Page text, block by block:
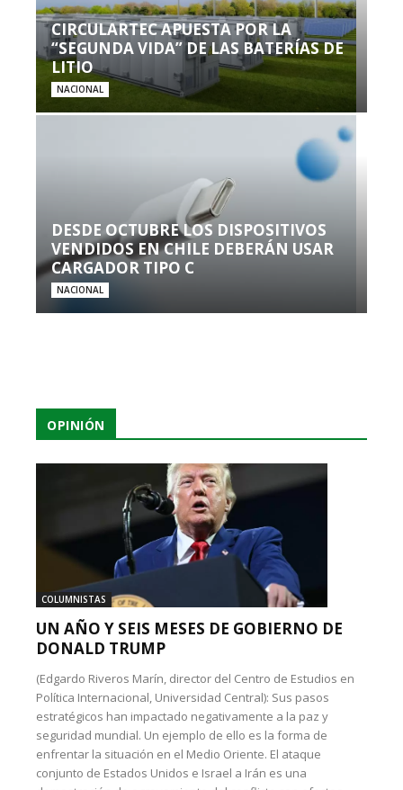
CIRCULARTEC APUESTA POR LA
“SEGUNDA VIDA” DE LAS BATERÍAS DE
LITIO
NACIONAL
DESDE OCTUBRE LOS DISPOSITIVOS
VENDIDOS EN CHILE DEBERÁN USAR
CARGADOR TIPO C
NACIONAL
OPINIÓN
COLUMNISTAS
UN AÑO Y SEIS MESES DE GOBIERNO DE
DONALD TRUMP
(Edgardo Riveros Marín, director del Centro de Estudios en
Política Internacional, Universidad Central): Sus pasos
estratégicos han impactado negativamente a la paz y
seguridad mundial. Un ejemplo de ello es la forma de
enfrentar la situación en el Medio Oriente. El ataque
conjunto de Estados Unidos e Israel a Irán es una